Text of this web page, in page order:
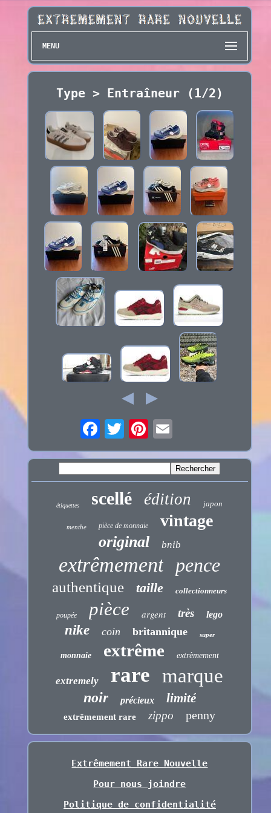
MENU
Type > Entraîneur (1/2)
étiquettes scellé édition japon
menthe pièce de monnaie vintage
original bnib
extrêmement pence
authentique taille collectionneurs
poupée pièce argent très lego
nike coin britannique super
monnaie extrême extrèmement
extremely rare marque
noir précieux limité
extrêmement rare zippo penny
Extrêmement Rare Nouvelle
Pour nous joindre
Politique de confidentialité